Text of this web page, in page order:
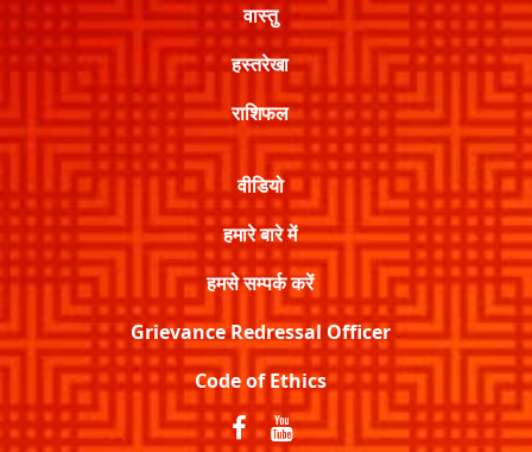
वास्तु
हस्तरेखा
राशिफल
वीडियो
हमारे बारे में
हमसे सम्पर्क करें
Grievance Redressal Officer
Code of Ethics